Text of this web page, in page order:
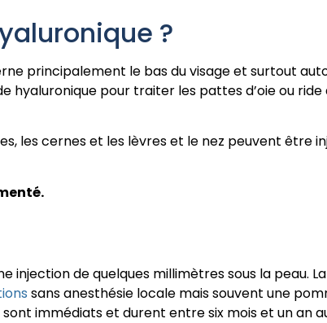
?
principalement le bas du visage et surtout
hyaluronique pour traiter les pattes d’oie ou ride
les cernes et les lèvres et le nez peuvent être
injection de quelques millimètres sous la peau.
sans anesthésie locale mais souvent une
immédiats et durent entre six mois et un an